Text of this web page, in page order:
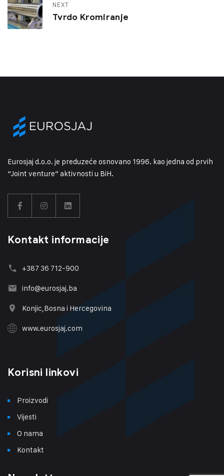
NEXT
Tvrdo Kromiranje
Eurosjaj d.o.o. je preduzeće osnovano 1996. kao jedna od prvih
“Joint venture” aktivnosti u BiH.
Kontakt informacije
+387 36 712-900
info@eurosjaj.ba
Konjic,Bosna i Hercegovina
www.eurosjaj.com
Korisni linkovi
Proizvodi
Vijesti
O nama
Kontakt